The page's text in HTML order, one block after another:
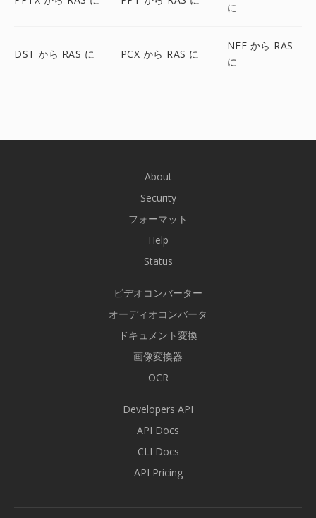
に
DST から RAS に PCX から RAS に
NEF から RAS
に
About
Security
フォーマット
Help
Status
ビデオコンバーター
オーディオコンバータ
ドキュメント変換
画像変換器
OCR
Developers API
API Docs
CLI Docs
API Pricing